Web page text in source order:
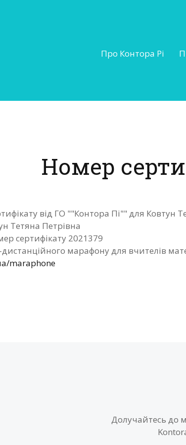
Про Контора Рі
Номер
від ГО ""Контора Пі"" для Ковтун
Тетяна Петрівна
сертифікату 2021379
марафону для вчителів
maraphone
Долучайтесь до